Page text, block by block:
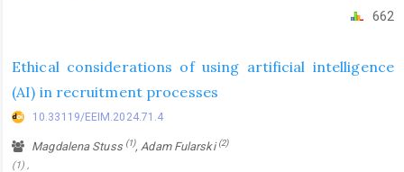
662
Ethical considerations of using artificial intelligence
(AI) in recruitment processes
10.33119/EEIM.2024.71.4
Magdalena Stuss (1), Adam Fularski(2)
(1) ,